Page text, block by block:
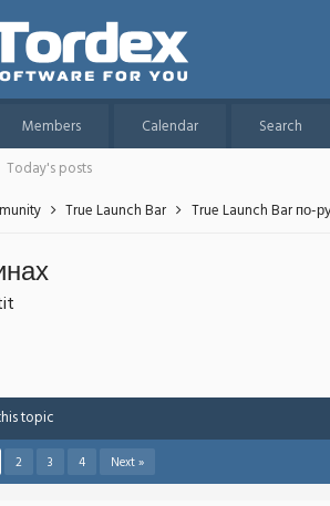
Members Calendar
Search
Today's posts
True Launch Bar True Launch Bar по-
topic
2 3 4 Next »